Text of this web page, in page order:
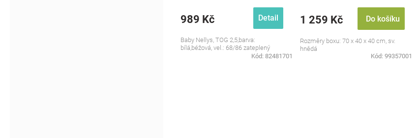
989 Kč Detail
Baby Nellys, TOG 2,5,barva:
bílá,béžová, vel.: 68/86 zateplený
Kód: 82481701
1 259 Kč Do košíku
Rozměry boxu: 70 x 40 x 40 cm, sv.
hnědá
Kód: 99357001